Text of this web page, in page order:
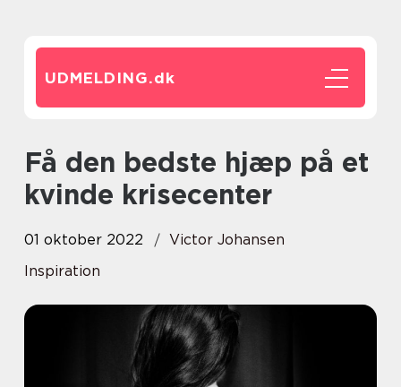
UDMELDING.dk
Få den bedste hjæp på et
kvinde krisecenter
01 oktober 2022
Victor Johansen
Inspiration